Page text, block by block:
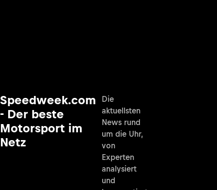
Speedweek.com
- Der beste
Motorsport im
Netz
Die
aktuellsten
News rund
um die Uhr,
von
Experten
analysiert
und